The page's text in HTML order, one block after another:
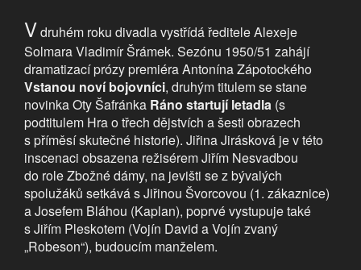
Vdruhém roku divadla vystřídá ředitele Alexeje
Solmara Vladimír Šrámek. Sezónu 1950/51 zahájí
dramatizací prózy premiéra Antonína Zápotockého
Vstanou noví bojovníci, druhým titulem se stane
novinka Oty Šafránka Ráno startují letadla (s
podtitulem Hra o třech dějstvích a šesti obrazech
s příměsí skutečné historie). Jiřina Jirásková je v této
inscenaci obsazena režisérem Jiřím Nesvadbou
do role Zbožné dámy, na jevišti se z bývalých
spolužáků setkává s Jiřinou Švorcovou (1. zákaznice)
a Josefem Bláhou (Kaplan), poprvé vystupuje také
s Jiřím Pleskotem (Vojín David a Vojín zvaný
„Robeson“), budoucím manželem.